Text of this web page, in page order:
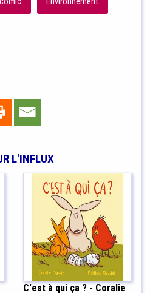
L'INFLUX
C'est à qui ça ? - Coralie